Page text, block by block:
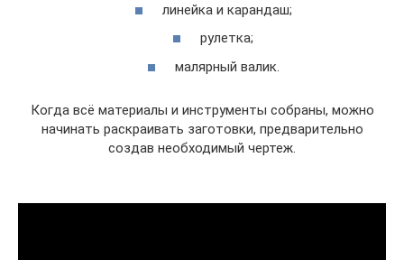
линейка и карандаш;
рулетка;
малярный валик.
Когда всё материалы и инструменты собраны, можно
начинать раскраивать заготовки, предварительно
создав необходимый чертеж.